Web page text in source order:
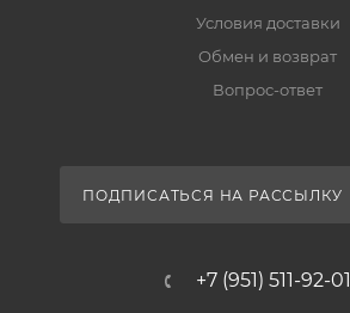
Условия доставки
Обмен и возврат
Вопрос-ответ
ПОДПИСАТЬСЯ НА РАССЫЛКУ
+7 (951) 511-92-01